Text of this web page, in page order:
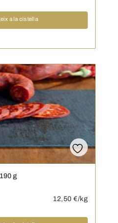
a la cistella
g
12,50 €/kg